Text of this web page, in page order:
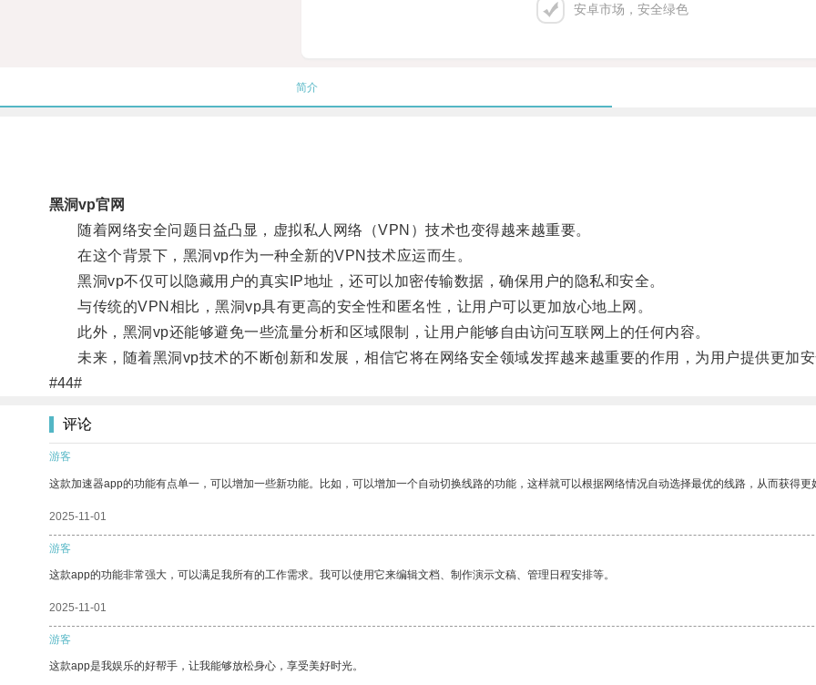
安卓市场，安全绿色
简介
黑洞vp官网
随着网络安全问题日益凸显，虚拟私人网络（VPN）技术也变得越来越重要。
在这个背景下，黑洞vp作为一种全新的VPN技术应运而生。
黑洞vp不仅可以隐藏用户的真实IP地址，还可以加密传输数据，确保用户的隐私和安全。
与传统的VPN相比，黑洞vp具有更高的安全性和匿名性，让用户可以更加放心地上网。
此外，黑洞vp还能够避免一些流量分析和区域限制，让用户能够自由访问互联网上的任何内容。
未来，随着黑洞vp技术的不断创新和发展，相信它将在网络安全领域发挥越来越重要的作用，为用户提供更加安
#44#
评论
游客
这款加速器app的功能有点单一，可以增加一些新功能。比如，可以增加一个自动切换线路的功能，这样就可以根据网络情况自动选择最优的线路，从而获得更
2025-11-01
游客
这款app的功能非常强大，可以满足我所有的工作需求。我可以使用它来编辑文档、制作演示文稿、管理日程安排等。
2025-11-01
游客
这款app是我娱乐的好帮手，让我能够放松身心，享受美好时光。